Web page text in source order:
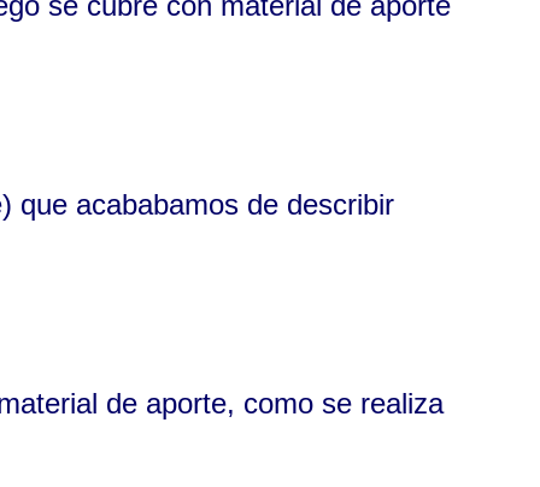
que acababamos de describir
de aporte, como se realiza